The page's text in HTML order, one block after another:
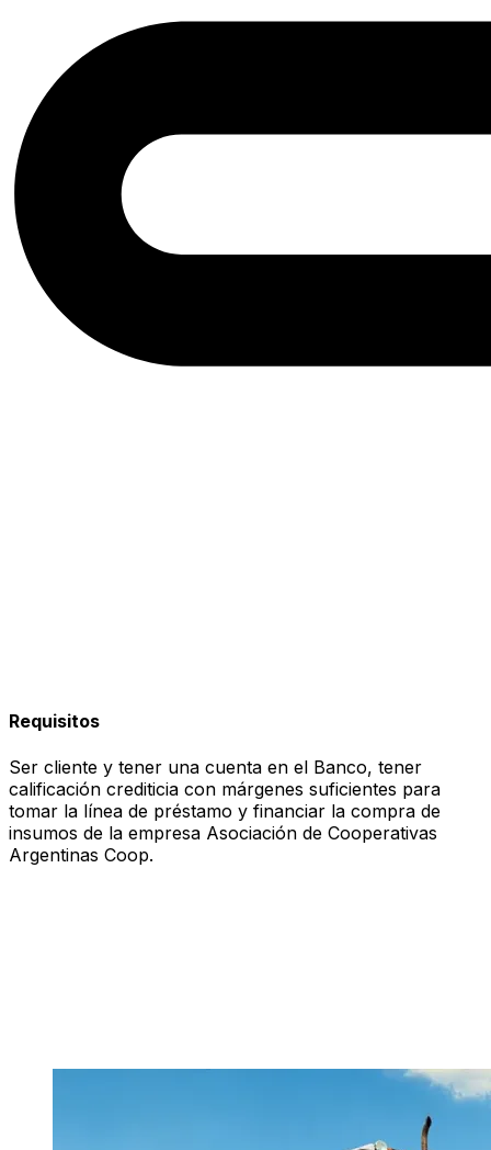
Requisitos
Ser cliente y tener una cuenta en el Banco, tener
calificación crediticia con márgenes suficientes para
tomar la línea de préstamo y financiar la compra de
insumos de la empresa Asociación de Cooperativas
Argentinas Coop.